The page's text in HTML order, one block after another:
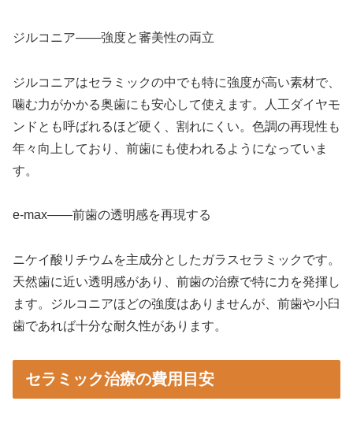
ジルコニア——強度と審美性の両立
ジルコニアはセラミックの中でも特に強度が高い素材で、
噛む力がかかる奥歯にも安心して使えます。人工ダイヤモ
ンドとも呼ばれるほど硬く、割れにくい。色調の再現性も
年々向上しており、前歯にも使われるようになっていま
す。
e-max——前歯の透明感を再現する
ニケイ酸リチウムを主成分としたガラスセラミックです。
天然歯に近い透明感があり、前歯の治療で特に力を発揮し
ます。ジルコニアほどの強度はありませんが、前歯や小臼
歯であれば十分な耐久性があります。
セラミック治療の費用目安